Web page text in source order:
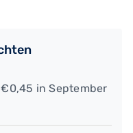
in September